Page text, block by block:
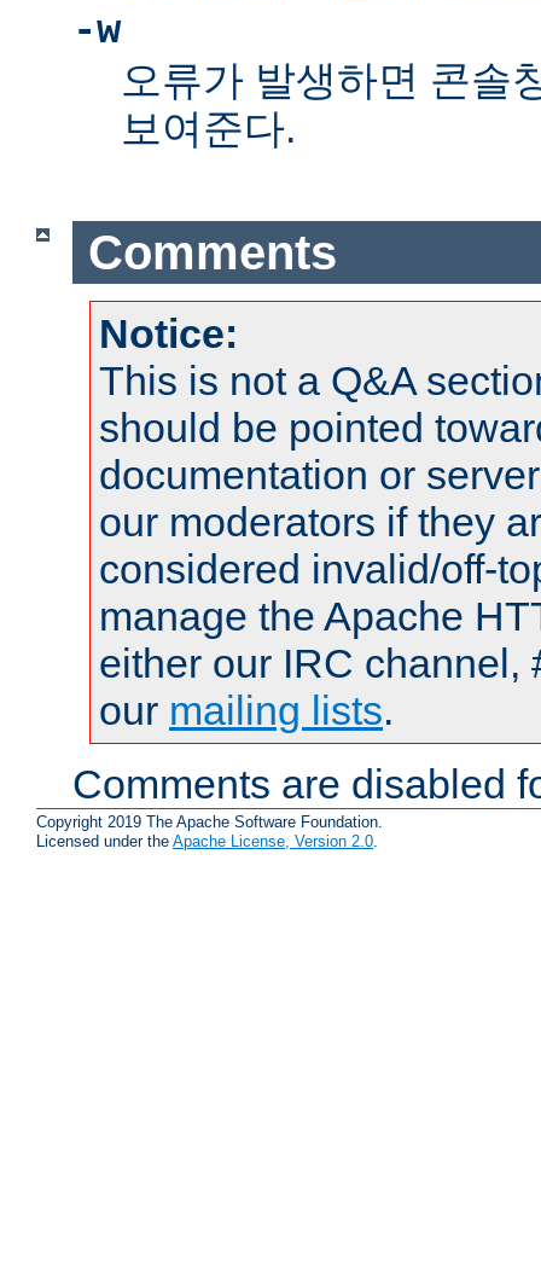
-w
오류가 발생하면 콘솔
보여준다.
Comments
Notice:
This is not a Q&A
should be pointed
documentation or
our moderators if they
considered invalid/off-
manage the Apache
either our IRC channel,
our mailing lists.
Comments are disabled
Copyright 2019 The Apache Software Foundation.
Licensed under the Apache License, Version 2.0